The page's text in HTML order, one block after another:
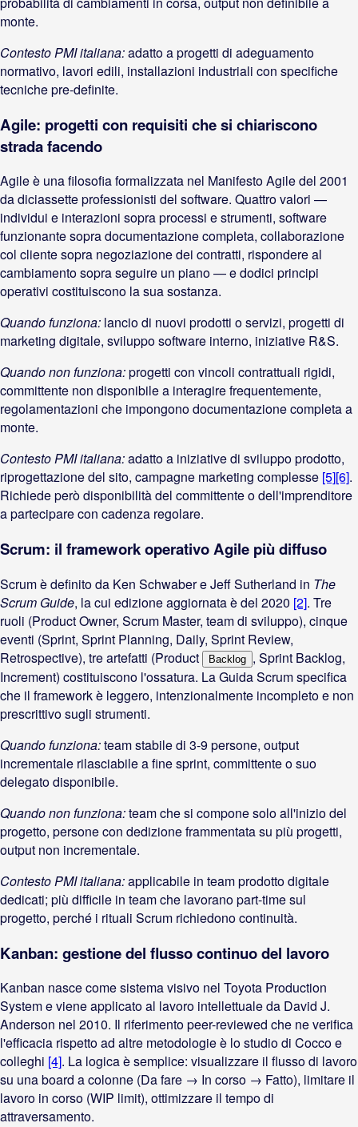
monte.
Contesto PMI italiana:adatto a progetti di adeguamento
normativo, lavori edili, installazioni industriali con specifiche
tecniche pre-definite.
Agile: progetti con requisiti che si chiariscono
strada facendo
Agile è una filosofia formalizzata nel Manifesto Agile del 2001
da diciassette professionisti del software. Quattro valori —
individui e interazioni sopra processi e strumenti, software
funzionante sopra documentazione completa, collaborazione
col cliente sopra negoziazione dei contratti, rispondere al
cambiamento sopra seguire un piano — e dodici principi
operativi costituiscono la sua sostanza.
Quando funziona: lancio di nuovi prodotti o servizi, progetti di
marketing digitale, sviluppo software interno, iniziative R&S.
Quando non funziona:progetti con vincoli contrattuali rigidi,
committente non disponibile a interagire frequentemente,
regolamentazioni che impongono documentazione completa a
monte.
Contesto PMI italiana:adatto a iniziative di sviluppo prodotto,
riprogettazione del sito, campagne marketing complesse [5][6].
Richiede però disponibilità del committente o dell'imprenditore
a partecipare con cadenza regolare.
Scrum: il framework operativo Agile più diffuso
Scrum è definito da Ken Schwaber e Jeff Sutherland in The
Scrum Guide, la cui edizione aggiornata è del 2020 [2]. Tre
ruoli (Product Owner, Scrum Master, team di sviluppo), cinque
eventi (Sprint, Sprint Planning, Daily, Sprint Review,
Retrospective), tre artefatti (Product
Backlog , Sprint Backlog,
Increment) costituiscono l'ossatura. La Guida Scrum specifica
che il framework è leggero, intenzionalmente incompleto e non
prescrittivo sugli strumenti.
Quando funziona:team stabile di 3-9 persone, output
incrementale rilasciabile a fine sprint, committente o suo
delegato disponibile.
Quando non funziona:team che si compone solo all'inizio del
progetto, persone con dedizione frammentata su più progetti,
output non incrementale.
Contesto PMI italiana:applicabile in team prodotto digitale
dedicati; più difficile in team che lavorano part-time sul
progetto, perché i rituali Scrum richiedono continuità.
Kanban: gestione del flusso continuo del lavoro
Kanban nasce come sistema visivo nel Toyota Production
System e viene applicato al lavoro intellettuale da David J.
Anderson nel 2010. Il riferimento peer-reviewed che ne verifica
l'efficacia rispetto ad altre metodologie è lo studio di Cocco e
colleghi [4]. La logica è semplice: visualizzare il flusso di lavoro
su una board a colonne (Da fare → In corso → Fatto), limitare il
lavoro in corso (WIP limit), ottimizzare il tempo di
attraversamento.